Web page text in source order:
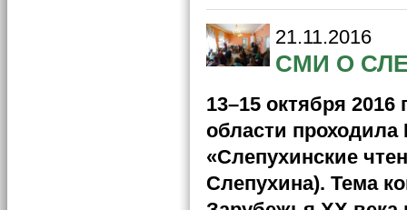
21.11.2016
СМИ О
13–15 октября
области
«Слепухинские
Слепухина). Тема